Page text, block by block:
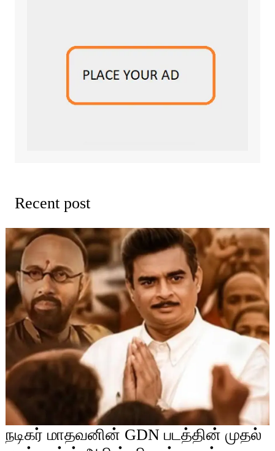
Recent post
நடிகர் மாதவனின் GDN படத்தின் முதல்